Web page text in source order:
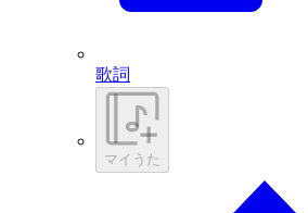
歌詞
マイうた